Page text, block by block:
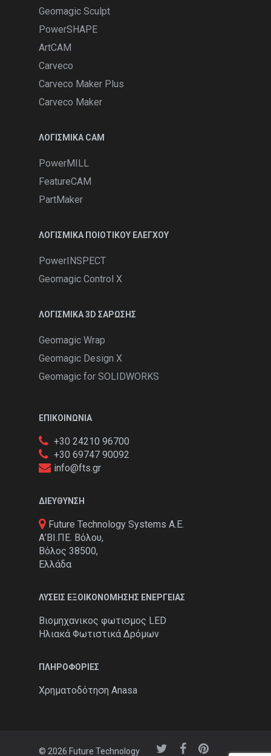
Geomagic Sculpt
PowerSHAPE
ArtCAM
Carveco
Carveco Maker Plus
Carveco Maker
ΛΟΓΙΣΜΙΚΑ CAM
PowerMILL
FeatureCAM
PartMaker
ΛΟΓΙΣΜΙΚΑ ΠΟΙΟΤΙΚΟΥ ΕΛΕΓΧΟΥ
PowerINSPECT
Geomagic Control X
ΛΟΓΙΣΜΙΚΑ 3D ΣΑΡΩΣΗΣ
Geomagic Wrap
Geomagic Design X
Geomagic for SOLIDWORKS
ΕΠΙΚΟΙΝΩΝΙΑ
+30 24210 96700
+30 69747 90092
info@fts.gr
ΔΙΕΥΘΥΝΣΗ
Future Technology Systems Α.Ε.
Α’ΒΙ.ΠΕ. Βόλου,
Βόλος 38500,
Ελλάδα
ΛΎΣΕΙΣ ΕΞΟΙΚΟΝΌΜΗΣΗΣ ΕΝΈΡΓΕΙΑΣ
Βιομηχανικος φωτισμος LED
Ηλιακά Φωτιστικά Δρόμων
ΠΛΗΡΟΦΟΡΊΕΣ
Χρηματοδότηση Anasa
© 2026 Future Technology